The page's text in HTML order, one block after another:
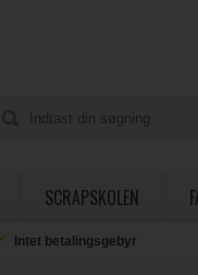
SCRAPSKOLEN
Intet betalingsgebyr